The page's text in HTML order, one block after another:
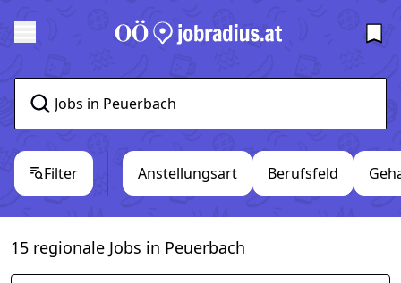
Filter Anstellungsart Berufsfeld
15 regionale Jobs in Peuerbach